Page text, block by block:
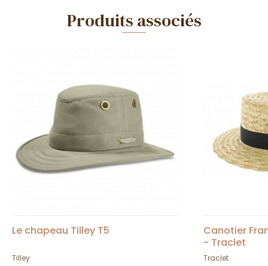
Produits associés
Le chapeau Tilley T5
Tilley
Canotier
- Traclet
Traclet